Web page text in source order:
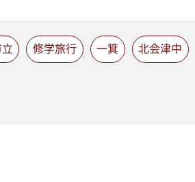
修学旅行 一箕 北会津中